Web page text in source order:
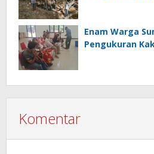
Enam Warga
Pengukuran
Komentar